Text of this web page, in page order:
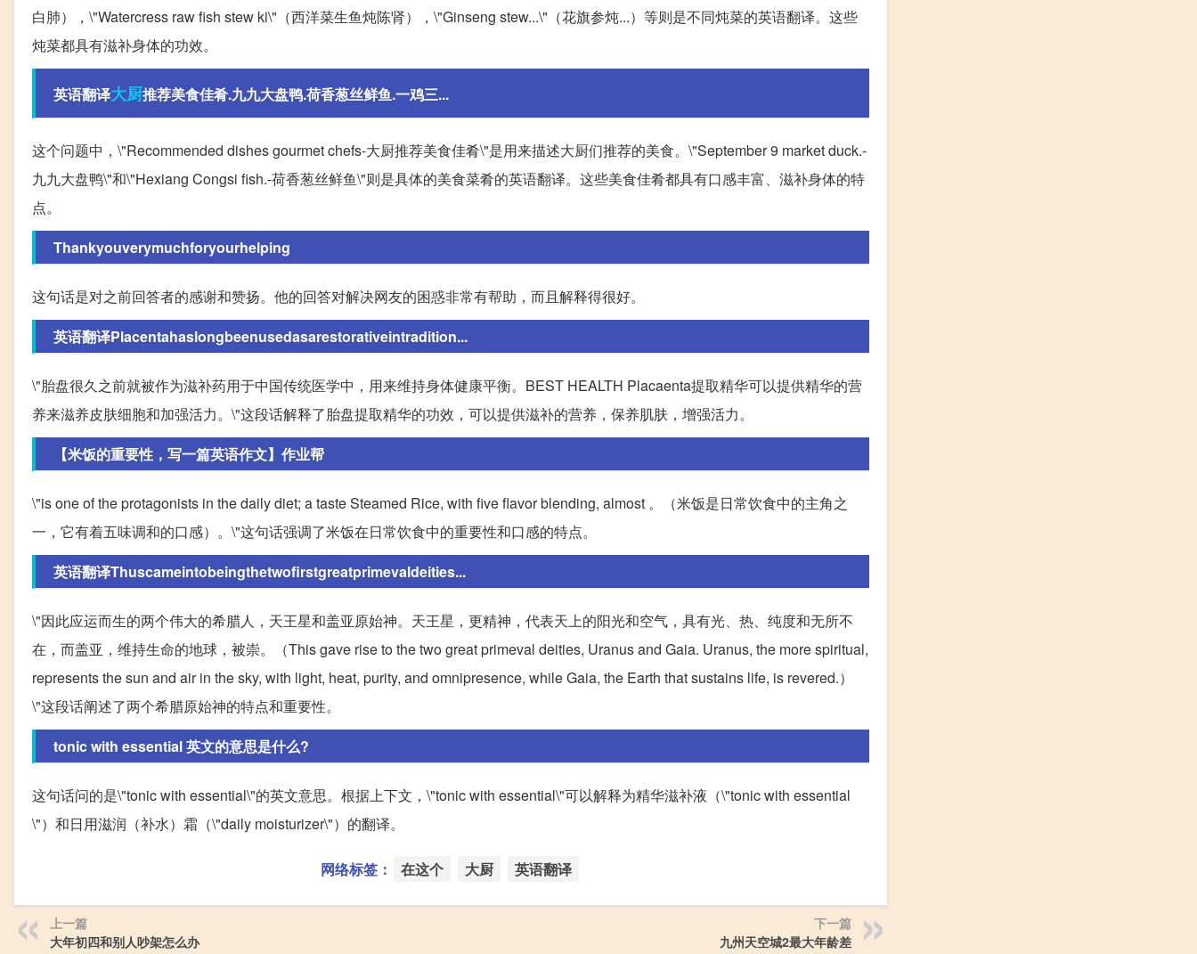
白肺），\"Watercress raw fish stew ki\"（西洋菜生鱼炖陈肾），\"Ginseng stew...\"（花旗参炖...）等则是不同炖菜的英语翻译。这些
炖菜都具有滋补身体的功效。
英语翻译大厨推荐美食佳肴.九九大盘鸭.荷香葱丝鲜鱼.一鸡三...
这个问题中，\"Recommended dishes gourmet chefs-大厨推荐美食佳肴\"是用来描述大厨们推荐的美食。\"September 9 market duck.-
九九大盘鸭\"和\"Hexiang Congsi fish.-荷香葱丝鲜鱼\"则是具体的美食菜肴的英语翻译。这些美食佳肴都具有口感丰富、滋补身体的特
点。
Thankyouverymuchforyourhelping
这句话是对之前回答者的感谢和赞扬。他的回答对解决网友的困惑非常有帮助，而且解释得很好。
英语翻译Placentahaslongbeenusedasarestorativeintradition...
\"胎盘很久之前就被作为滋补药用于中国传统医学中，用来维持身体健康平衡。BEST HEALTH Placaenta提取精华可以提供精华的营
养来滋养皮肤细胞和加强活力。\"这段话解释了胎盘提取精华的功效，可以提供滋补的营养，保养肌肤，增强活力。
【米饭的重要性，写一篇英语作文】作业帮
\"is one of the protagonists in the daily diet; a taste Steamed Rice, with five flavor blending, almost 。（米饭是日常饮食中的主角之
一，它有着五味调和的口感）。\"这句话强调了米饭在日常饮食中的重要性和口感的特点。
英语翻译Thuscameintobeingthetwofirstgreatprimevaldeities...
\"因此应运而生的两个伟大的希腊人，天王星和盖亚原始神。天王星，更精神，代表天上的阳光和空气，具有光、热、纯度和无所不
在，而盖亚，维持生命的地球，被崇。（This gave rise to the two great primeval deities, Uranus and Gaia. Uranus, the more spiritual,
represents the sun and air in the sky, with light, heat, purity, and omnipresence, while Gaia, the Earth that sustains life, is revered.）
\"这段话阐述了两个希腊原始神的特点和重要性。
tonic with essential 英文的意思是什么?
这句话问的是\"tonic with essential\"的英文意思。根据上下文，\"tonic with essential\"可以解释为精华滋补液（\"tonic with essential
\"）和日用滋润（补水）霜（\"daily moisturizer\"）的翻译。
网络标签： 在这个 大厨 英语翻译
上一篇
大年初四和别人吵架怎么办
下一篇
九州天空城2最大年龄差